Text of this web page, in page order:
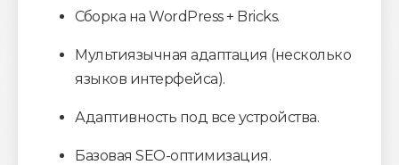
Сборка на WordPress + Bricks.
Мультиязычная адаптация (несколько
языков интерфейса).
Адаптивность под все устройства.
Базовая SEO-оптимизация.